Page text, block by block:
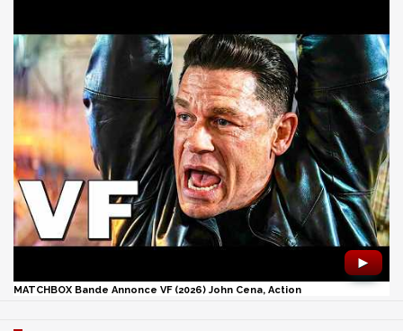
►
MATCHBOX Bande Annonce VF (2026) John Cena, Action